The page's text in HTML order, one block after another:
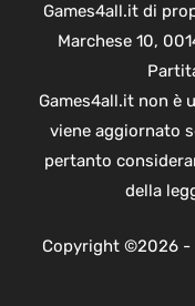
Games4all.it di
Marchese 10,
Games4all.it non è
viene aggiornato
pertanto
della
Copyright ©2026